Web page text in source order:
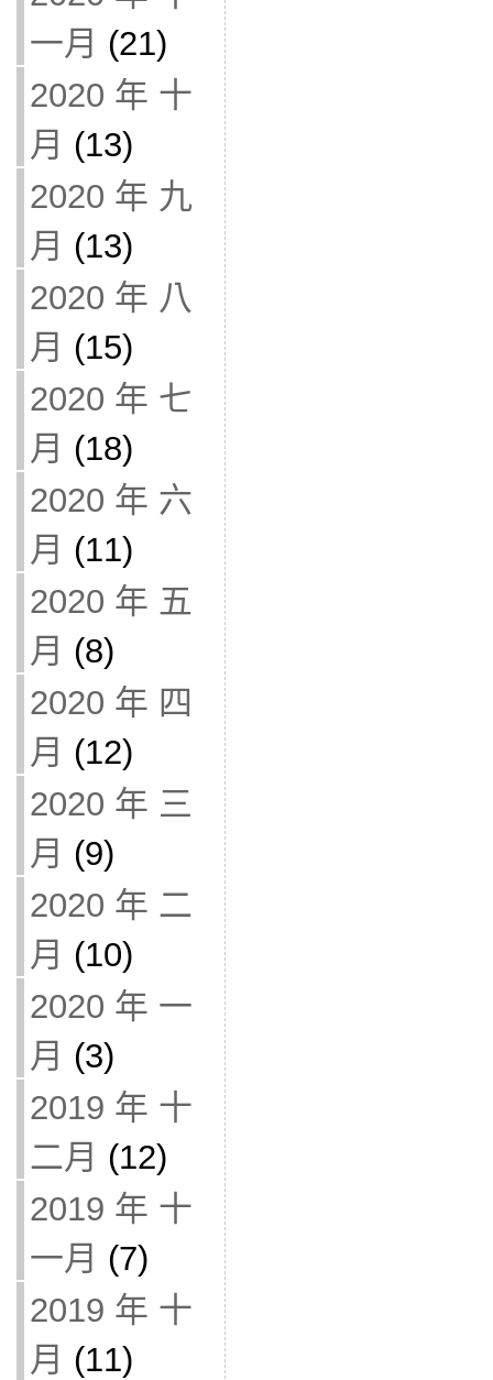
一月 (21)
2020 年 十
月 (13)
2020 年 九
月 (13)
2020 年 八
月 (15)
2020 年 七
月 (18)
2020 年 六
月 (11)
2020 年 五
月 (8)
2020 年 四
月 (12)
2020 年 三
月 (9)
2020 年 二
月 (10)
2020 年 一
月 (3)
2019 年 十
二月 (12)
2019 年 十
一月 (7)
2019 年 十
月 (11)